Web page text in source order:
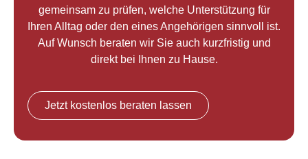
gemeinsam zu prüfen, welche Unterstützung für
Ihren Alltag oder den eines Angehörigen sinnvoll ist.
Auf Wunsch beraten wir Sie auch kurzfristig und
direkt bei Ihnen zu Hause.
Jetzt kostenlos beraten lassen